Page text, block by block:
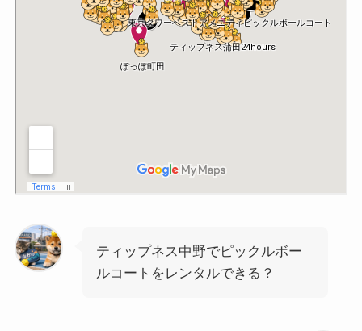
ティップネス中野でピックルボー
ルコートをレンタルできる？